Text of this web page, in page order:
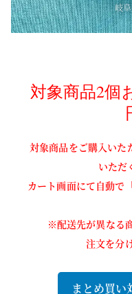
岐
対象商品2個
対象商品をご購入いた
いただ
カート画面にて自動で
※配送先が異なる
注文を分
まとめ買い